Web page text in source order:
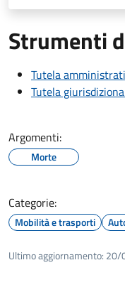
Strumenti
Tutela
Tutela
Argomenti:
Morte
Categorie:
Mobilità e trasporti
Ultimo aggiornamento: 20/